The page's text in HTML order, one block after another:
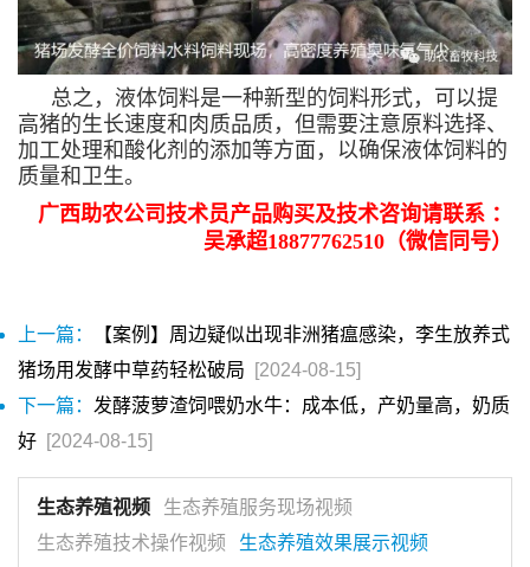
总之，液体饲料是一种新型的饲料形式，可以提
高猪的生长速度和肉质品质，但需要注意原料选择、
加工处理和酸化剂的添加等方面，以确保液体饲料的
质量和卫生。
广西助农公司技术员产品购买及技术咨询请联系 ：
吴承超18877762510（微信同号）
上一篇：
【案例】周边疑似出现非洲猪瘟感染，李生放养式
猪场用发酵中草药轻松破局
[2024-08-15]
下一篇： 发酵菠萝渣饲喂奶水牛：成本低，产奶量高，奶质
好 [2024-08-15]
生态养殖视频
生态养殖服务现场视频
生态养殖技术操作视频
生态养殖效果展示视频